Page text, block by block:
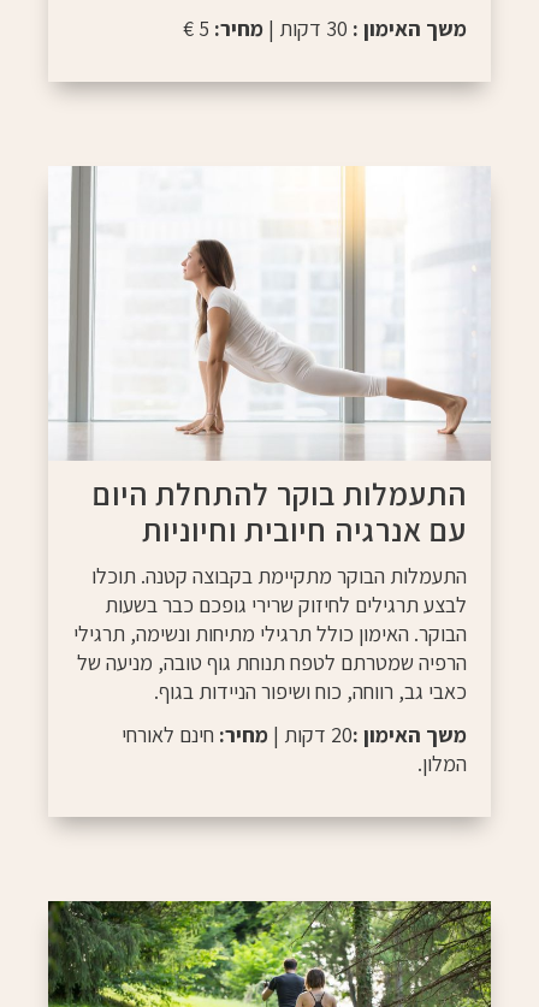
משך האימון :
מחיר:
התעמלות בוקר להתחלת היום
עם אנרגיה חיובית וחיוניות
התעמלות הבוקר מתקיימת בקבוצה קטנה. תוכלו
לבצע תרגילים לחיזוק שרירי גופכם כבר בשעות
הבוקר. האימון כולל תרגילי מתיחות ונשימה, תרגילי
הרפיה שמטרתם לטפח תנוחת גוף טובה, מניעה של
כאבי גב, רווחה, כוח ושיפור הניידות בגוף.
משך האימון :20 דקות | מחיר: חינם לאורחי
המלון.